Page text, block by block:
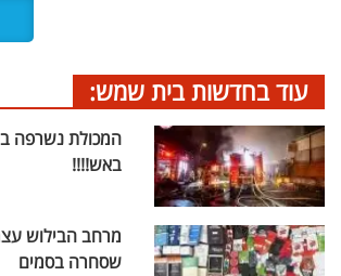
עוד בחדשות בית שמש:
המכולת נשרפה
באש!!!!
מרחב הבילוש
שסחרה בסמים